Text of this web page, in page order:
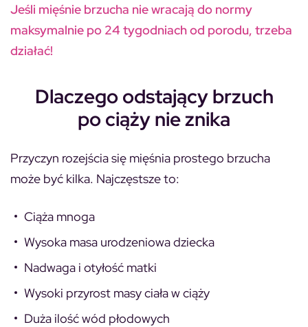
Jeśli mięśnie brzucha nie wracają do normy
maksymalnie po 24 tygodniach od porodu, trzeba
działać!
Dlaczego odstający brzuch
po ciąży nie znika
Przyczyn rozejścia się mięśnia prostego brzucha
może być kilka. Najczęstsze to:
Ciąża mnoga
Wysoka masa urodzeniowa dziecka
Nadwaga i otyłość matki
Wysoki przyrost masy ciała w ciąży
Duża ilość wód płodowych